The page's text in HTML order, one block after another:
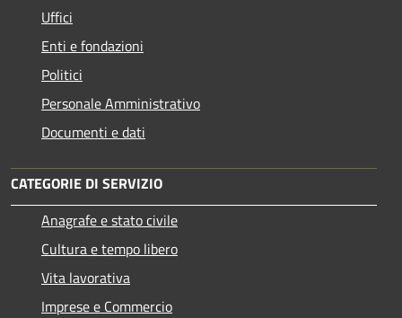
Uffici
Enti e fondazioni
Politici
Personale Amministrativo
Documenti e dati
CATEGORIE DI SERVIZIO
Anagrafe e stato civile
Cultura e tempo libero
Vita lavorativa
Imprese e Commercio